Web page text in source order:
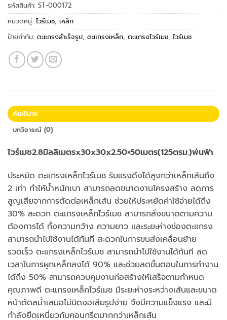
รหัสสินค้า: ST-000172
หมวดหมู่: ไวร์เมช, เหล็ก
ป้ายกำกับ: ตะแกรงสำเร็จรูป, ตะแกรงเหล็ก, ตะแกรงไวร์เมช, ไวร์เมช
คำอธิบาย
บทวิจารณ์ (0)
ไวร์เมช2.8มิลลิเมตรx30x30x2.50×50เมตร(125ตรม.)พ่นฟ้า
ประหยัด ตะแกรงเหล็กไวร์เมช รับแรงดึงได้สูงกว่าเหล็กเส้นถึง
2 เท่า ทำให้น้ำหนักเบา สามารถลดขนาดงานโครงสร้าง ลดการ
สูญเสียจากการตัดต่อเหล็กเส้น ช่วยให้ประหยัดค่าใช้จ่ายได้ถึง
30% สะดวก ตะแกรงเหล็กไวร์เมช สามารถสั่งขนาดตามความ
ต้องการได้ ทั้งความกว้าง ความยาว และระยะห่างช่องตะแกรง
สามารถนำไปใช้งานได้ทันที สะดวกในการขนส่งเคลื่อนย้าย
รวดเร็ว ตะแกรงเหล็กไวร์เมช สามารถนำไปใช้งานได้ทันที ลด
เวลาในการผูกเหล็กลงได้ 90% และช่วยลดขั้นตอนในการทำงาน
ได้ถึง 50% สามารถควบคุมงานก่อสร้างให้เสร็จตามกำหนด
คุณภาพดี ตะแกรงเหล็กไวร์เมช มีระยะห่างระหว่างเส้นและขนาด
หน้าตัดสม่ำเสมอไม่บิดงอเสียรูปง่าย จึงมีความแข็งแรง และมี
กำลังยึดเหนี่ยวกับคอนกรีตมากกว่าเหล็กเส้น